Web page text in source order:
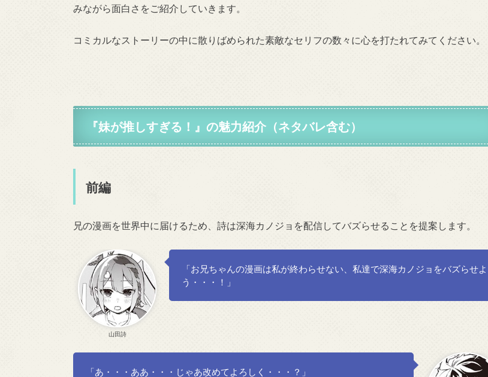
みながら面白さをご紹介していきます。
コミカルなストーリーの中に散りばめられた素敵なセリフの数々に心を打たれてみてください。
『妹が推しすぎる！』の魅力紹介（ネタバレ含む）
前編
兄の漫画を世界中に届けるため、詩は深海カノジョを配信してバズらせることを提案します。
山田詩
「お兄ちゃんの漫画は私が終わらせない、私達で深海カノジョをバズらせよ
う・・・！」
「あ・・・ああ・・・じゃあ改めてよろしく・・・？」